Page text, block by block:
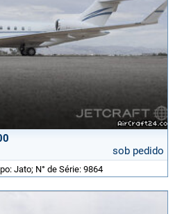
sob pedido
Jato; N° de Série: 9864